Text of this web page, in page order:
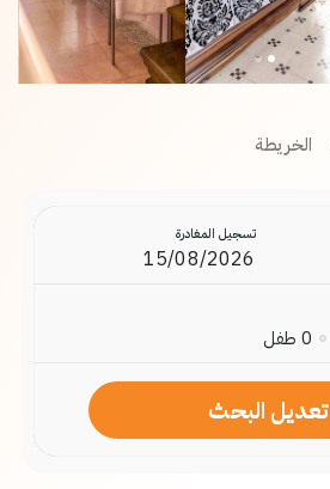
الخريطة
تسجيل المغادرة
0 طفل
تعديل البحث